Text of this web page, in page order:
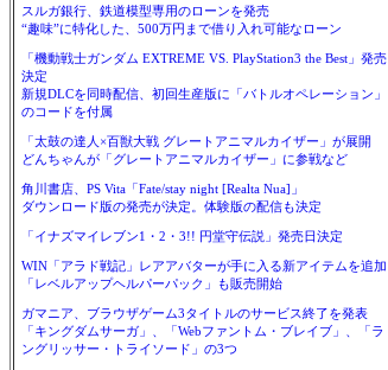
スルガ銀行、鉄道模型専用のローンを発売
“趣味”に特化した、500万円まで借り入れ可能なローン
「機動戦士ガンダム EXTREME VS. PlayStation3 the Best」発売
決定
新規DLCを同時配信、初回生産版に「バトルオペレーション」
のコードを付属
「太鼓の達人×百獣大戦 グレートアニマルカイザー」が展開
どんちゃんが「グレートアニマルカイザー」に参戦など
角川書店、PS Vita「Fate/stay night [Realta Nua]」
ダウンロード版の発売が決定。体験版の配信も決定
「イナズマイレブン1・2・3!! 円堂守伝説」発売日決定
WIN「アラド戦記」レアアバターが手に入る新アイテムを追加
「レベルアップヘルパーパック」も販売開始
ガマニア、ブラウザゲーム3タイトルのサービス終了を発表
「キングダムサーガ」、「Webファントム・ブレイブ」、「ラ
ングリッサー・トライソード」の3つ